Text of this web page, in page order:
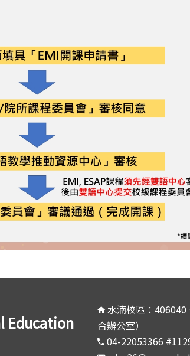
Education
水湳校區：
合辦公室）
04-22053366